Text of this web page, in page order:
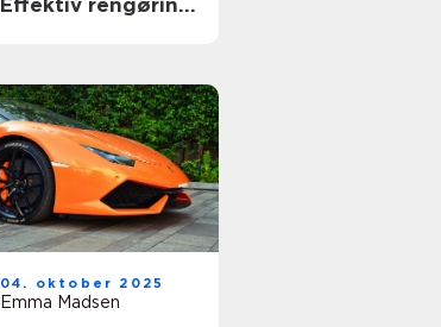
Effektiv rengøring
04. oktober 2025
Emma Madsen